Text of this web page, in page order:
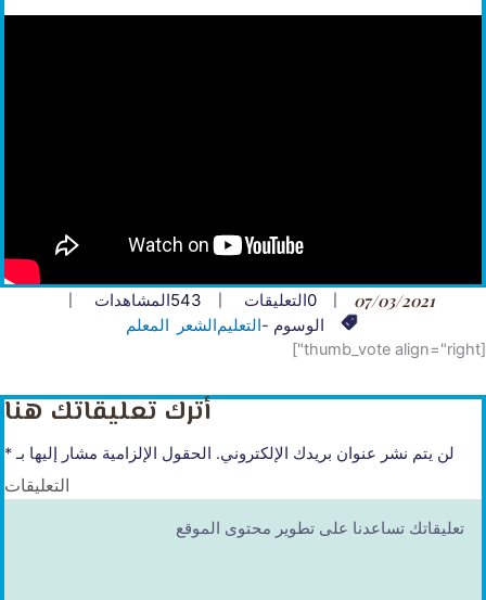
07/03/2021
0التعليقات 543المشاهدات
الوسوم -التعليمالشعر المعلم
[thumb_vote align="right"]
أترك تعليقاتك هنا
لن يتم نشر عنوان بريدك الإلكتروني. الحقول الإلزامية مشار إليها بـ*
التعليقات